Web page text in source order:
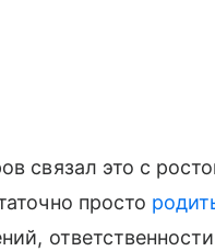
связал это с
просто